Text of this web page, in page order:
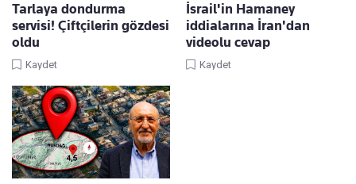
Tarlaya dondurma
servisi! Çiftçilerin gözdesi
oldu
Kaydet
İsrail'in Hamaney
iddialarına İran'dan
videolu cevap
Kaydet